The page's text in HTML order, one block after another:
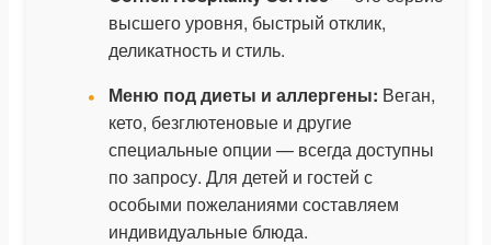
высшего уровня, быстрый отклик,
деликатность и стиль.
Меню под диеты и аллергены: Веган,
кето, безглютеновые и другие
специальные опции — всегда доступны
по запросу. Для детей и гостей с
особыми пожеланиями составляем
индивидуальные блюда.